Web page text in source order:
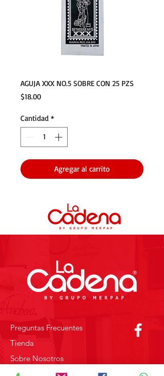
AGUJA XXX NO.5 SOBRE CON 25 PZS
$18.00Precio
Cantidad *
Agregar al carrito
Preguntas Frecuentes
Tienda
Sobre Nosotros
Contacto